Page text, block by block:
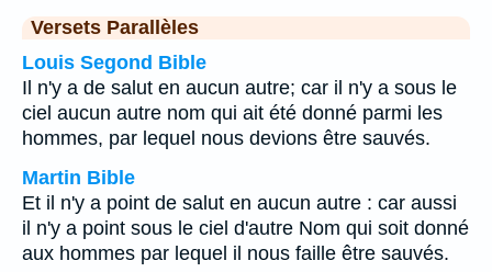
Versets Parallèles
Louis Segond Bible
Il n'y a de salut en aucun autre; car il n'y a sous le
ciel aucun autre nom qui ait été donné parmi les
hommes, par lequel nous devions être sauvés.
Martin Bible
Et il n'y a point de salut en aucun autre : car aussi
il n'y a point sous le ciel d'autre Nom qui soit donné
aux hommes par lequel il nous faille être sauvés.